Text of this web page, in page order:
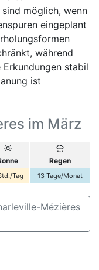
möglich, wenn
eingeplant
während
stabil
ist
im März
Regen
Tag 13 Tage/Monat
Mézières